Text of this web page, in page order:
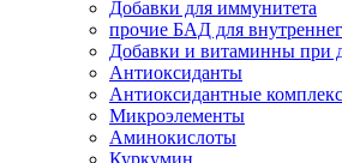
Добавки для иммунитета
прочие БАД для
Добавки и витаминны при
Антиоксиданты
Антиоксидантные
Микроэлементы
Аминокислоты
Куркумин